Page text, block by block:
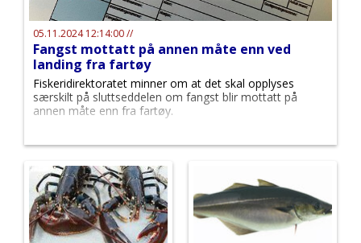
05.11.2024 12:14:00 //
Fangst mottatt på annen måte enn ved
landing fra fartøy
Fiskeridirektoratet minner om at det skal opplyses
særskilt på sluttseddelen om fangst blir mottatt på
annen måte enn fra fartøy.